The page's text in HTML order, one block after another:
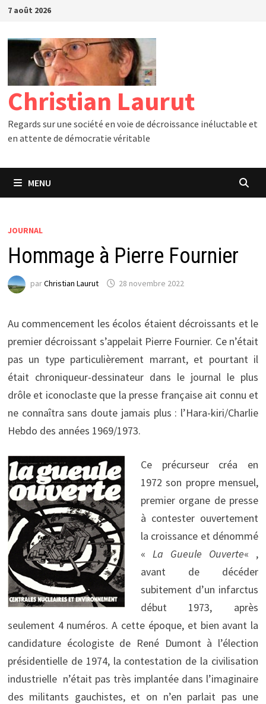
Passer
contenu
7 août 2026
Christian Laurut
Regards sur une société en voie de décroissance inéluctable et
en attente de démocratie véritable
MENU
JOURNAL
Hommage à Pierre Fournier
parChristian Laurut 28 novembre 2022
Au commencement les écolos étaient décroissants et le
premier décroissant s’appelait Pierre Fournier. Ce n’était
pas un type particulièrement marrant, et pourtant il
était chroniqueur-dessinateur dans le journal le plus
drôle et iconoclaste que la presse française ait connu et
ne connaîtra sans doute jamais plus : l’Hara-kiri/Charlie
Hebdo des années 1969/1973.
Ce précurseur créa en
1972 son propre mensuel,
premier organe de presse
à contester ouvertement
la croissance et dénommé
« La Gueule Ouverte« ,
avant de décéder
subitement d’un infarctus
début 1973, après
seulement 4 numéros. A cette époque, et bien avant la
candidature écologiste de René Dumont à l’élection
présidentielle de 1974, la contestation de la civilisation
industrielle n’était pas très implantée dans l’imaginaire
des militants gauchistes, et on n’en parlait pas une